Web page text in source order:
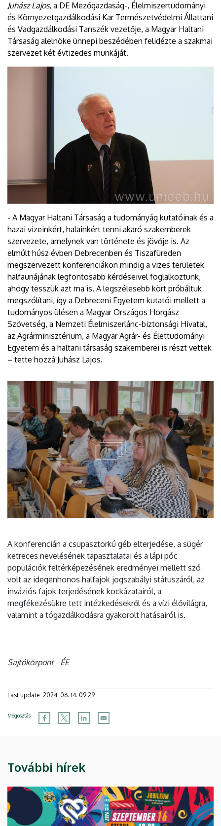
Juhász Lajos, a DE Mezőgazdaság-, Élelmiszertudományi
és Környezetgazdálkodási Kar Természetvédelmi Állattani
és Vadgazdálkodási Tanszék vezetője, a Magyar Haltani
Társaság alelnöke ünnepi beszédében felidézte a szakmai
szervezet két évtizedes munkáját.
- A Magyar Haltani Társaság a tudományág kutatóinak és a
hazai vizeinkért, halainkért tenni akaró szakemberek
szervezete, amelynek van története és jövője is. Az
elmúlt húsz évben Debrecenben és Tiszafüreden
megszervezett konferenciákon mindig a vizes területek
halfaunájának legfontosabb kérdéseivel foglalkoztunk,
ahogy tesszük azt ma is. A legszélesebb kört próbáltuk
megszólítani, így a Debreceni Egyetem kutatói mellett a
tudományos ülésen a Magyar Országos Horgász
Szövetség, a Nemzeti Élelmiszerlánc-biztonsági Hivatal,
az Agrárminisztérium, a Magyar Agrár- és Élettudományi
Egyetem és a haltani társaság szakemberei is részt vettek
– tette hozzá Juhász Lajos.
A konferencián a csupasztorkú géb elterjedése, a sügér
ketreces nevelésének tapasztalatai és a lápi póc
populációk feltérképezésének eredményei mellett szó
volt az idegenhonos halfajok jogszabályi státuszáról, az
inváziós fajok terjedésének kockázatairól, a
megfékezésükre tett intézkedésekről és a vízi élővilágra,
valamint a tógazdálkodásra gyakorolt hatásairól is.
Sajtóközpont - ÉE
Last update: 2024. 06. 14. 09:29
Megosztás
További hírek